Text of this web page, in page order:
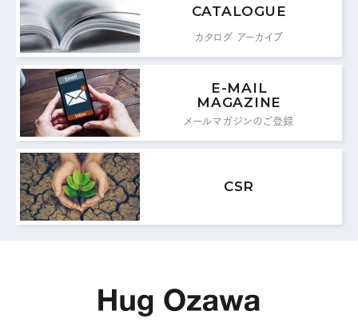
CATALOGUE
カタログ アーカイブ
E-MAIL
MAGAZINE
メールマガジンのご登録
CSR